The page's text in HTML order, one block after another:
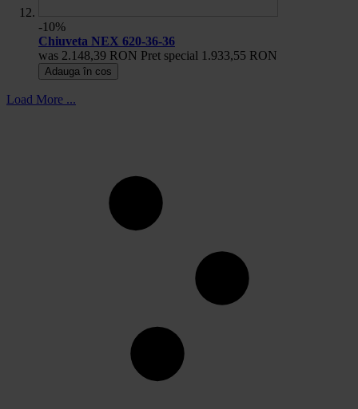
-10%
Chiuveta NEX 620-36-36
was 2.148,39 RON Pret special 1.933,55 RON
Adauga în cos
Load More ...